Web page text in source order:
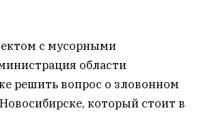
с мусорными
области
решить вопрос о зловонном
который стоит в